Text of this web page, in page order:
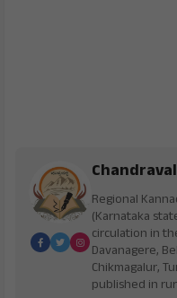
Regional
(Karnataka
circulation in
Davanagere,
Chikmagalur,
published in